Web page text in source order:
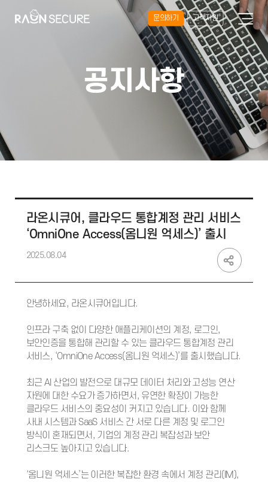
문의하기 고객지원
공지사항
라온시큐어, 클라우드 통합계정 관리 서비스
‘OmniOne Access(옴니원 억세스)’ 출시
2025.08.04
안녕하세요, 라온시큐어입니다.
인프라 구축 없이 다양한 애플리케이션의 계정, 로그인,
보안인증을 통합해 관리할 수 있는 클라우드 통합계정 관리
서비스, ‘OmniOne Access(옴니원 억세스)’를 출시했습니다.
최근 AI 산업의 발전으로 대규모 데이터 처리와 고성능 연산
자원에 대한 수요가 증가하면서, 유연한 확장이 가능한
클라우드 서비스의 중요성이 커지고 있습니다. 이와 함께
사내 시스템과 SaaS 서비스 간 서로 다른 계정 및 로그인
방식이 혼재되면서, 기업의 계정 관리 복잡성과 보안
리스크도 높아지고 있습니다.
‘옴니원 억세스’는 이러한 복잡한 환경 속에서 계정 관리(IM),